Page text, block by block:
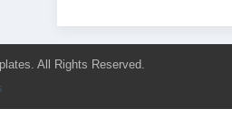
All Rights Reserved.